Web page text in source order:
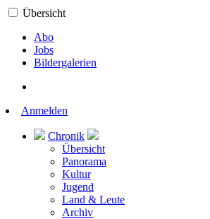
Übersicht
Abo
Jobs
Bildergalerien
Anmelden
Chronik
Übersicht
Panorama
Kultur
Jugend
Land & Leute
Archiv